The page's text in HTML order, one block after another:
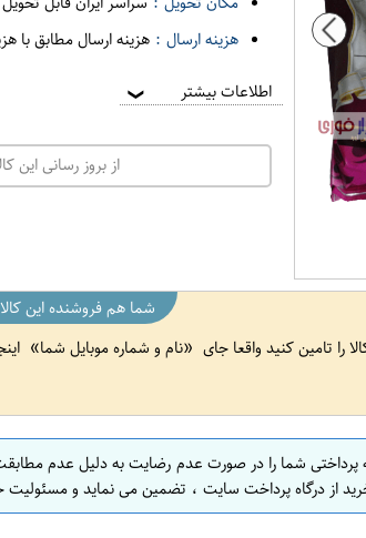
هزینه ارسال : هزینه ارسال مطابق با
اطلاعات بیشتر ❯
از بروز رسانی
شما هم فروشنده این
را تامین کنید واقعا جای
نام و شماره موبایل شما
پرداختی شما را در صورت عدم رضایت به دلیل عدم
از درگاه پرداخت سایت ، تضمین می نماید و مسئولیت